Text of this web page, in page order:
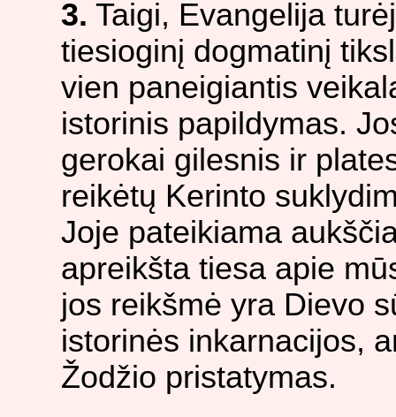
3. Taigi, Evangelija
tiesioginį dogmatinį
vien paneigiantis
istorinis papildymas.
gerokai gilesnis ir
reikėtų Kerinto
Joje pateikiama
apreikšta tiesa apie
jos reikšmė yra Dievo
istorinės inkarnacijos,
Žodžio pristatymas.